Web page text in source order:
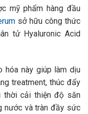
mỹ phẩm hàng đầu
sở hữu công thức
tử Hyaluronic Acid
hóa này giúp làm dịu
treatment, thúc đẩy
thời cải thiện độ săn
nước và tràn đầy sức